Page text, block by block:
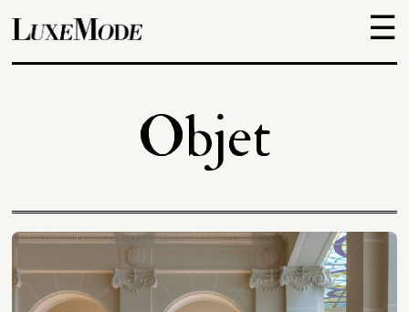
☰
Objets
Escapades
Découvertes
Adresses
Objet